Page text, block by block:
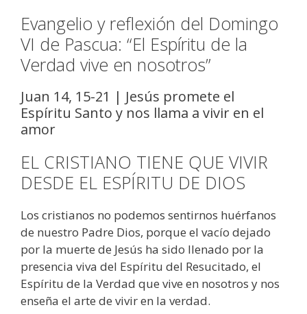
Evangelio y reflexión del Domingo
VI de Pascua: “El Espíritu de la
Verdad vive en nosotros”
Juan 14, 15-21 | Jesús promete el
Espíritu Santo y nos llama a vivir en el
amor
EL CRISTIANO TIENE QUE VIVIR
DESDE EL ESPÍRITU DE DIOS
Los cristianos no podemos sentirnos huérfanos
de nuestro Padre Dios, porque el vacío dejado
por la muerte de Jesús ha sido llenado por la
presencia viva del Espíritu del Resucitado, el
Espíritu de la Verdad que vive en nosotros y nos
enseña el arte de vivir en la verdad.